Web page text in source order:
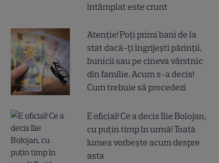
întâmplat este crunt
Atenție! Poți primi bani de la
stat dacă-ți îngrijești părinții,
bunicii sau pe cineva vârstnic
din familie. Acum s-a decis!
Cum trebuie să procedezi
E oficial! Ce a decis Ilie Bolojan,
cu puțin timp în urmă! Toată
lumea vorbește acum despre
asta